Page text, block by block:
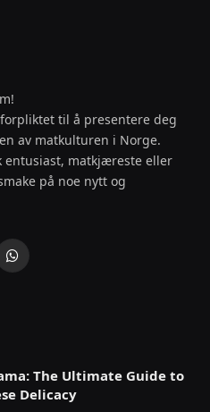
til å presentere deg
av matkulturen i Norge.
entusiast, matkjæreste eller
på noe nytt og
WhatsApp
The Ultimate Guide to
Delicacy